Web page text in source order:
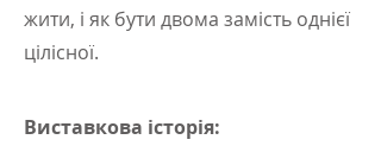
жити, і як бути двома замість однієї
цілісної.
Виставкова історія: